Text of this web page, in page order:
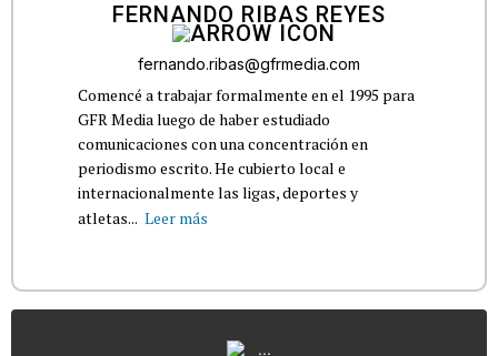
FERNANDO RIBAS REYES
fernando.ribas@gfrmedia.com
Comencé a trabajar formalmente en el 1995 para
GFR Media luego de haber estudiado
comunicaciones con una concentración en
periodismo escrito. He cubierto local e
internacionalmente las ligas, deportes y
atletas... Leer más
...